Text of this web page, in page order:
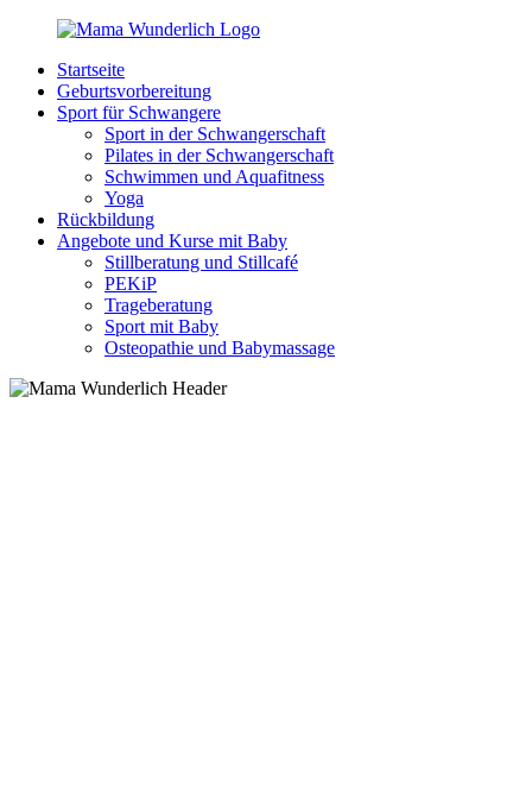
Zurück
Inhalt
MamaWunderlich.de
Mutti
sein
wunderbar!
Startseite
Geburtsvorbereitung
Sport für Schwangere
Sport in der Schwangerschaft
Pilates in der Schwangerschaft
Schwimmen und Aquafitness
Yoga
Rückbildung
Angebote und Kurse mit Baby
Stillberatung und Stillcafé
PEKiP
Trageberatung
Sport mit Baby
Osteopathie und Babymassage